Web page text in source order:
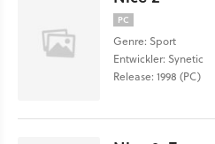
PC
Genre: Sport
Entwickler: Synetic
Release: 1998 (PC)